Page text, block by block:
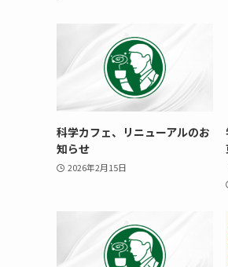
科学カフェ、リニューアルのお
知らせ
2026年2月15日